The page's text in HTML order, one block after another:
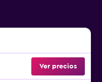
Ver precios